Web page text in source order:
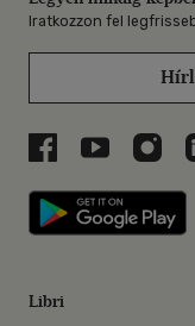
Iratkozzon fel
Libri aLibri a
Libri